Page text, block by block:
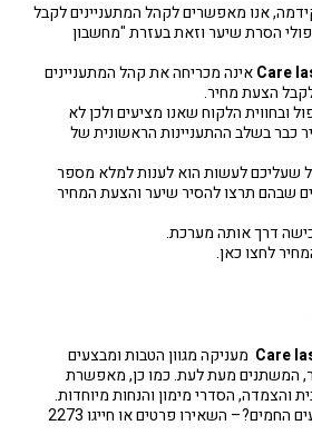
אנו מאפשרים לקהל המתעניינים לקבל
הסרת שיער וזאת בעזרת "מחשבון
Careאינה מכריחה את קהל המתעניינים
הצעת מחיר.
ובחווית הלקוח שאנו מציעים ולכן לא
כבר בשלב ההתעניינות הראשונית של
שעליכם לעשות הוא לענות למלא מספר
שבהם תרצו להסיר שיער והצעת המחיר
דרך אותה מערכת.
לחצו כאן.
Care מעניקה מגוון הטבות ומבצעים
המשתנים מעת לעת. כמו כן, מאפשרת
והצמדה, הסדרי מימון והנחות מיוחדות.
השאירו פרטים או חייגו 2273